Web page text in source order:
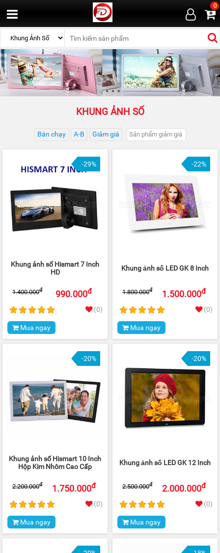
0
KHUNG ẢNH SỐ
Bán chạy A-B Giảm giá
-29%
Khung ảnh số Hismart 7 Inch
HD
990.000đ
1.400.000đ
(0)
Mua ngay
-22%
Khung ảnh số LED GK 8 Inch
1.500.000đ
1.800.000đ
(0)
Mua ngay
-20%
Khung ảnh số Hismart 10 Inch
Hộp Kim Nhôm Cao Cấp
1.750.000đ
2.200.000đ
(0)
Mua ngay
-20%
Khung ảnh số LED GK 12 Inch
2.000.000đ
2.500.000đ
(0)
Mua ngay